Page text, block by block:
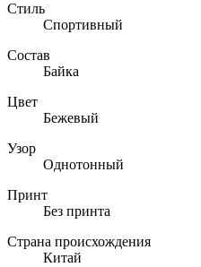
Стиль
Спортивный
Состав
Байка
Цвет
Бежевый
Узор
Однотонный
Принт
Без принта
Страна происхождения
Китай